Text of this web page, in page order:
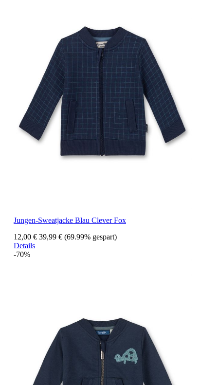
Jungen-Sweatjacke Blau Clever Fox
12,00 € 39,99 € (69.99% gespart)
Details
-70%